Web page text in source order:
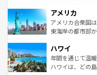
ンツ一覧を参照し
の建物がそのま
博物館もあり、
ことができる。
ば市内交通費無料で
着のスイス情報は
アメリカ
アメリカ合衆国
東海岸の都市部
のような巨大都
ンメントが詰ま
西部には大自然
ハワイ
年間を通じて温
ハワイは、どの